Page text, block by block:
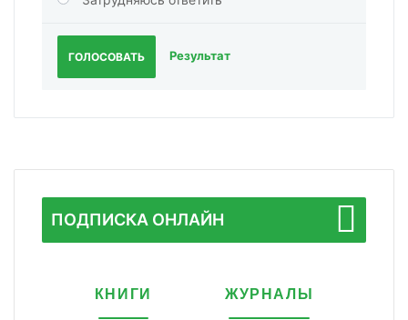
ГОЛОСОВАТЬ Результат
ПОДПИСКА ОНЛАЙН
КНИГИ ЖУРНАЛЫ